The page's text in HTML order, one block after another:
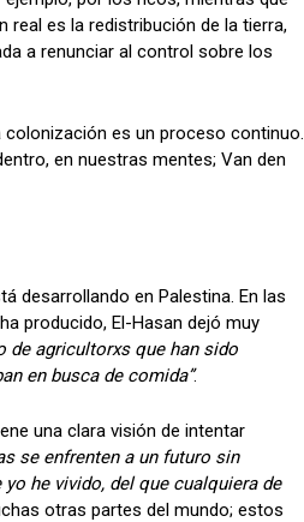
real es la redistribución de la tierra,
a renunciar al control sobre los
es un proceso continuo.
en nuestras mentes; Van den
desarrollando en Palestina. En las
producido, El-Hasan dejó muy
de agricultorxs que han sido
en busca de comida”.
una clara visión de intentar
se enfrenten a un futuro sin
he vivido, del que cualquiera de
otras partes del mundo; estos